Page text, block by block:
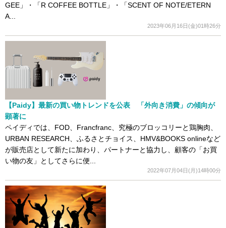
GEE」・「R COFFEE BOTTLE」・「SCENT OF NOTE/ETERN
A...
2023年06月16日(金)01時26分
【Paidy】最新の買い物トレンドを公表 「外向き消費」の傾向が
顕著に
ペイディでは、FOD、Francfranc、究極のブロッコリーと鶏胸肉、
URBAN RESEARCH、ふるさとチョイス、HMV&BOOKS onlineなど
が販売店として新たに加わり、パートナーと協力し、顧客の「お買
い物の友」としてさらに便...
2022年07月04日(月)14時00分